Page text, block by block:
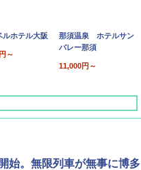
ルホテル大阪
～
那須温泉 ホテルサン
バレー那須
11,000円～
始。無限列車が無事に博多